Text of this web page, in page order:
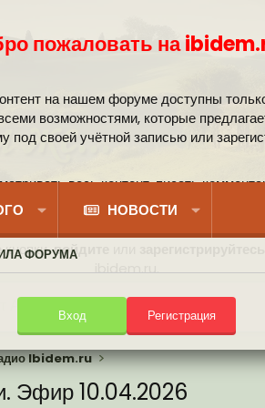
пожаловать на
на нашем форуме доступны
возможностями, которые
под своей учётной записью или
весь контент, писать
сообществом.
войдите
ibidem.ru.
Вход Регистрация
НОВОСТИ
ФОРУМА
смайлики
Ассистента
рейтинга (оценок) на форуме
Ibidem.ru
Эфир 10.04.2026